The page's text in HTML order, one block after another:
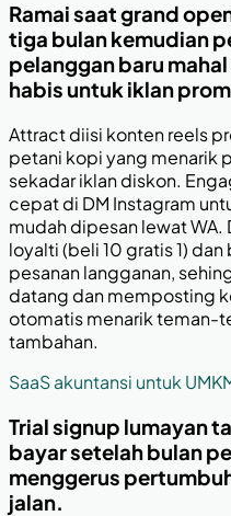
Ramai saat grand
tiga bulan kemudian
pelanggan baru
habis untuk iklan
Attract diisi konten reels
petani kopi yang menarik
sekadar iklan diskon.
cepat di DM Instagram
mudah dipesan lewat
loyalti (beli 10 gratis 1)
pesanan langganan,
datang dan memposting
otomatis menarik teman-
tambahan.
SaaS akuntansi untuk
Trial signup lumayan
bayar setelah bulan
menggerus
jalan.